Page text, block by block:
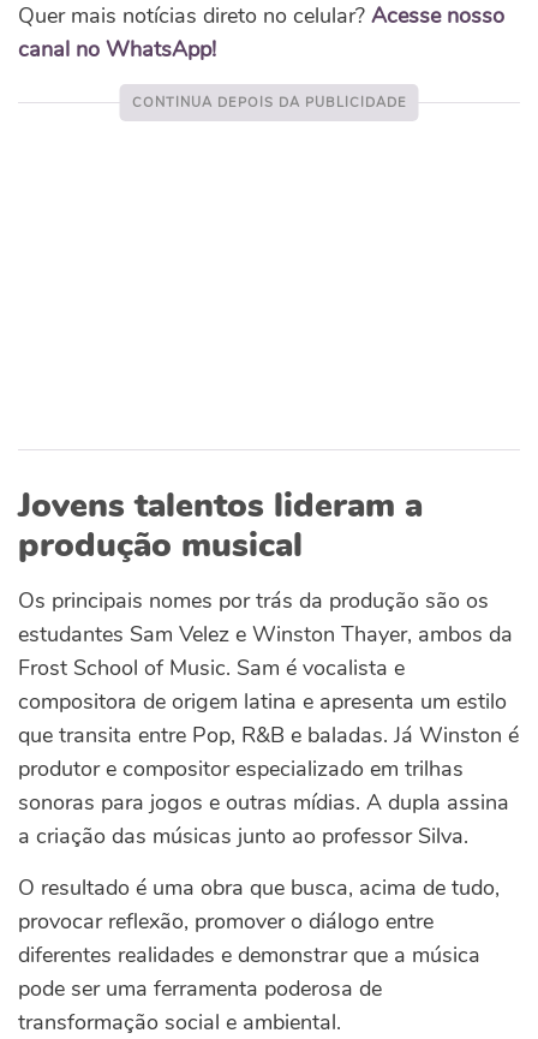
Quer mais notícias direto no celular? Acesse nosso
canal no WhatsApp!
Jovens talentos lideram a
produção musical
Os principais nomes por trás da produção são os
estudantes Sam Velez e Winston Thayer, ambos da
Frost School of Music. Sam é vocalista e
compositora de origem latina e apresenta um estilo
que transita entre Pop, R&B e baladas. Já Winston é
produtor e compositor especializado em trilhas
sonoras para jogos e outras mídias. A dupla assina
a criação das músicas junto ao professor Silva.
O resultado é uma obra que busca, acima de tudo,
provocar reflexão, promover o diálogo entre
diferentes realidades e demonstrar que a música
pode ser uma ferramenta poderosa de
transformação social e ambiental.